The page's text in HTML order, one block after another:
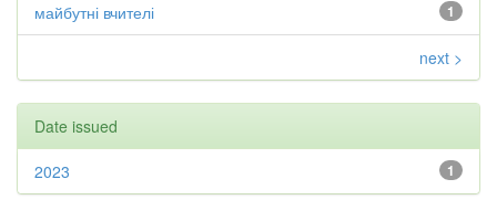
1
майбутні вчителі
next >
Date issued
1
2023